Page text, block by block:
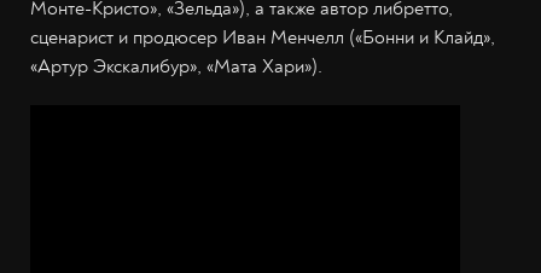
Монте-Кристо», «Зельда»), а также автор либретто,
сценарист и продюсер Иван Менчелл («Бонни и Клайд»,
«Артур Экскалибур», «Мата Хари»).